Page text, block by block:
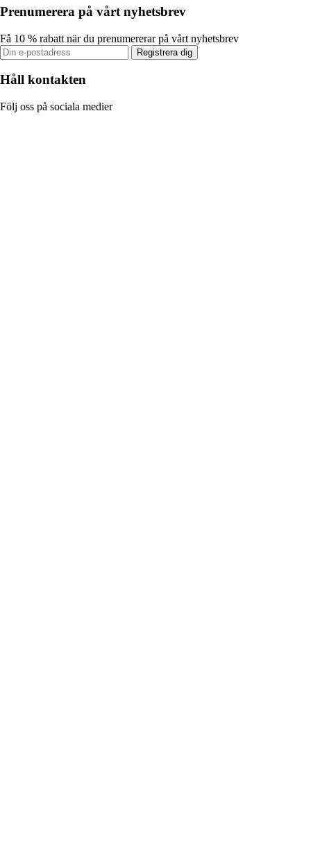
Prenumerera på vårt nyhetsbrev
Få 10 % rabatt när du prenumererar på vårt nyhetsbrev
Registrera dig
Håll kontakten
Följ oss på sociala medier